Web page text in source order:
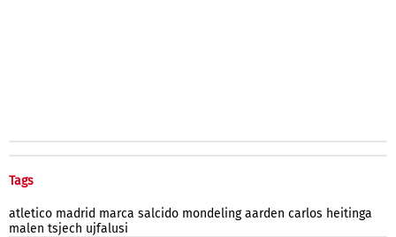
Tags
atletico madrid marca salcido mondeling aarden carlos heitinga
malen tsjech ujfalusi